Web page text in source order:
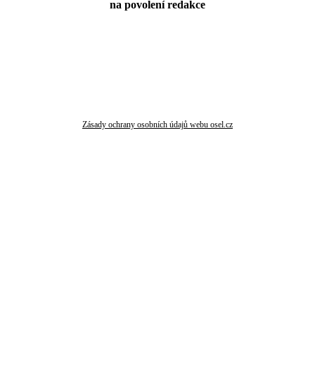
na povolení redakce
Zásady ochrany osobních údajů webu osel.cz